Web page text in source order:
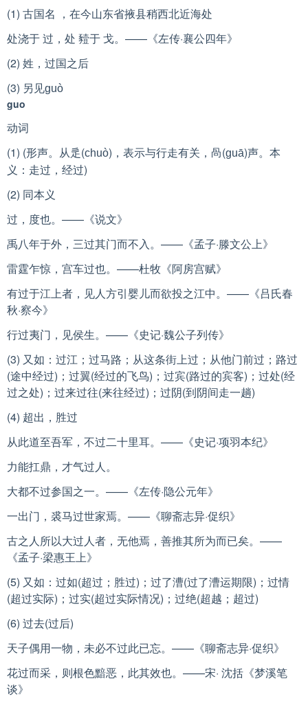
(1) 古国名 ，在今山东省掖县稍西北近海处
处浇于 过，处 豷于 戈。——《左传·襄公四年》
(2) 姓，过国之后
(3) 另见guò
guo
动词
(1) (形声。从辵(chuò)，表示与行走有关，咼(guā)声。本
义：走过，经过)
(2) 同本义
过，度也。——《说文》
禹八年于外，三过其门而不入。——《孟子·滕文公上》
雷霆乍惊，宫车过也。——杜牧《阿房宫赋》
有过于江上者，见人方引婴儿而欲投之江中。——《吕氏春
秋·察今》
行过夷门，见侯生。——《史记·魏公子列传》
(3) 又如：过江；过马路；从这条街上过；从他门前过；路过
(途中经过)；过翼(经过的飞鸟)；过宾(路过的宾客)；过处(经
过之处)；过来过往(来往经过)；过阴(到阴间走一趟)
(4) 超出，胜过
从此道至吾军，不过二十里耳。——《史记·项羽本纪》
力能扛鼎，才气过人。
大都不过参国之一。——《左传·隐公元年》
一出门，裘马过世家焉。——《聊斋志异·促织》
古之人所以大过人者，无他焉，善推其所为而已矣。——
《孟子·梁惠王上》
(5) 又如：过如(超过；胜过)；过了漕(过了漕运期限)；过情
(超过实际)；过实(超过实际情况)；过绝(超越；超过)
(6) 过去(过后)
天子偶用一物，未必不过此已忘。——《聊斋志异·促织》
花过而采，则根色黯恶，此其效也。——宋· 沈括《梦溪笔
谈》